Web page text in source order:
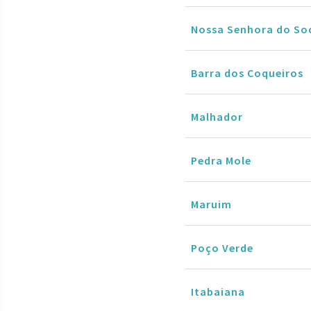
Nossa Senhora do
Barra dos Coqueiros
Malhador
Pedra Mole
Maruim
Poço Verde
Itabaiana